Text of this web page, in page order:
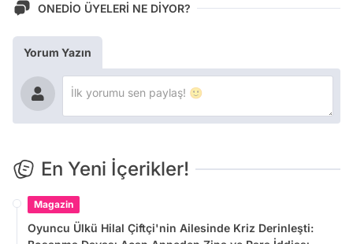
ONEDİO ÜYELERİ NE DİYOR?
Yorum Yazın
En Yeni İçerikler!
Magazin
Oyuncu Ülkü Hilal Çiftçi'nin Ailesinde Kriz Derinleşti: